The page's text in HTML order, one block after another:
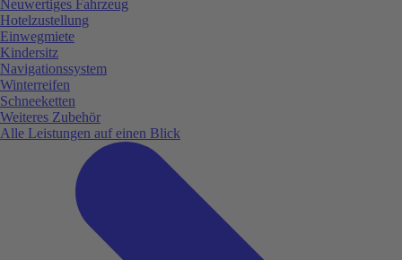
Neuwertiges Fahrzeug
Hotelzustellung
Einwegmiete
Kindersitz
Navigationssystem
Winterreifen
Schneeketten
Weiteres Zubehör
Alle Leistungen auf einen Blick